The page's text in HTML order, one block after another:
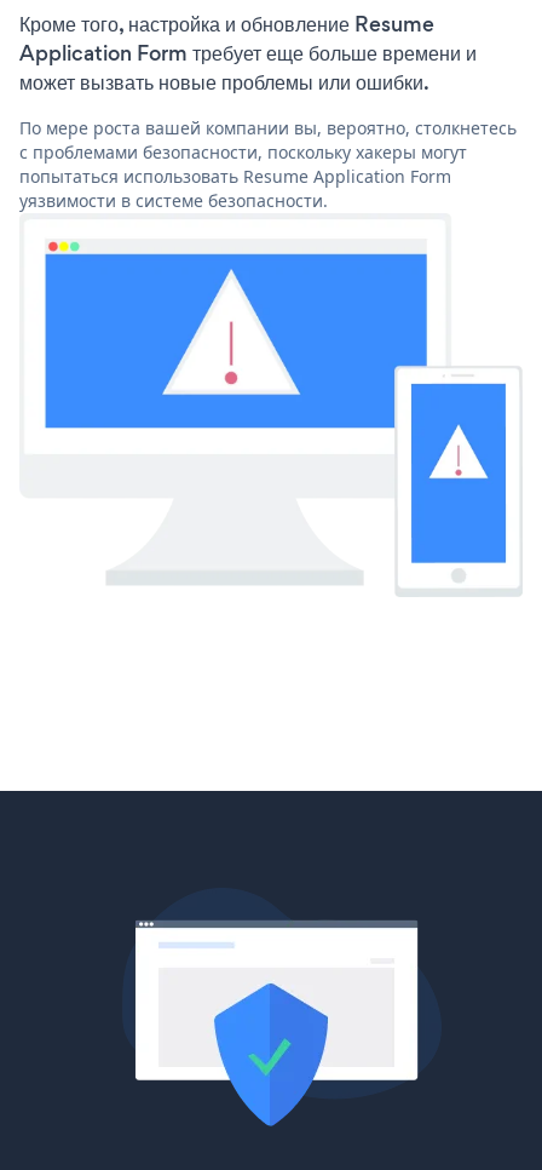
Кроме того, настройка и обновление Resume
Application Form требует еще больше времени и
может вызвать новые проблемы или ошибки.
По мере роста вашей компании вы, вероятно, столкнетесь
с проблемами безопасности, поскольку хакеры могут
попытаться использовать Resume Application Form
уязвимости в системе безопасности.